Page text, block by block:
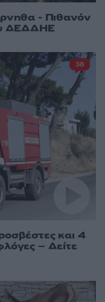
- Πιθανόν
ΔΕΔΔΗΕ
και 4
– Δείτε
38